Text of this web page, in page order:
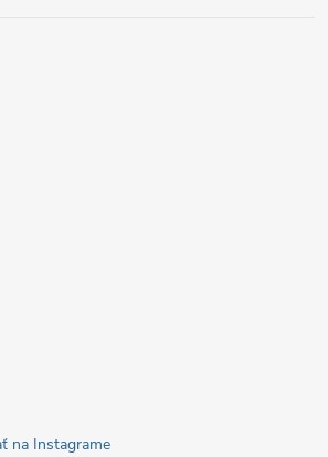
na Instagrame